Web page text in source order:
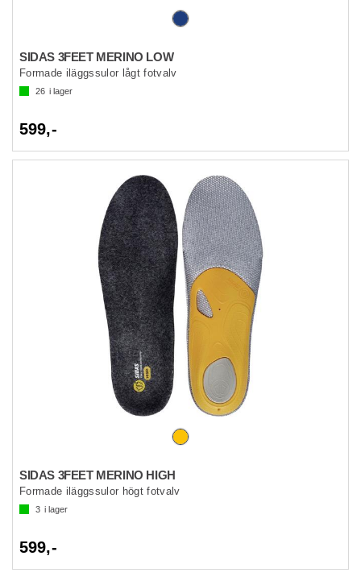
SIDAS 3FEET MERINO LOW
Formade iläggssulor lågt fotvalv
26 i lager
599,-
SIDAS 3FEET MERINO HIGH
Formade iläggssulor högt fotvalv
3 i lager
599,-